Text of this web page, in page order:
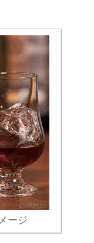
ージ